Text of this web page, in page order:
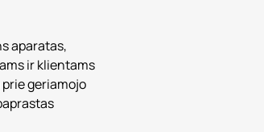
aparatas,
ir klientams
geriamojo